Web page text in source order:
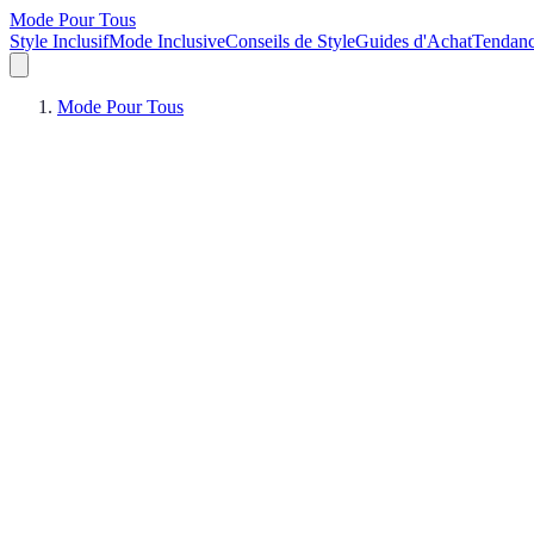
Mode Pour Tous
Style InclusifMode InclusiveConseils de StyleGuides d'Achat
Mode Pour Tous